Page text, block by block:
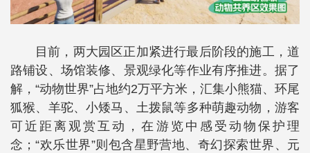
目前，两大园区正加紧进行最后阶段的施工，道
路铺设、场馆装修、景观绿化等作业有序推进。据了
解，“动物世界”占地约2万平方米，汇集小熊猫、环尾
狐猴、羊驼、小矮马、土拨鼠等多种萌趣动物，游客
可近距离观赏互动，在游览中感受动物保护理
念；“欢乐世界”则包含星野营地、奇幻探索世界、元